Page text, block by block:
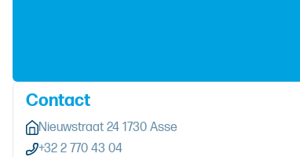
Contact
Nieuwstraat 24 1730 Asse
+32 2 770 43 04